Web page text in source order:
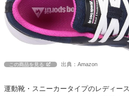
この商品を見る 出典：Amazon
運動靴・スニーカータイプのレディー